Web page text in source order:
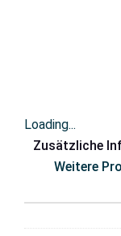
Loading...
Zusätzliche
Weitere